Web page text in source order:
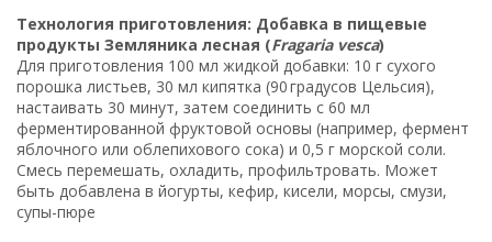
Технология приготовления: Добавка в пищевые
продукты Земляника лесная (Fragaria vesca)
Для приготовления 100 мл жидкой добавки: 10 г сухого
порошка листьев, 30 мл кипятка (90 градусов Цельсия),
настаивать 30 минут, затем соединить с 60 мл
ферментированной фруктовой основы (например, фермент
яблочного или облепихового сока) и 0,5 г морской соли.
Смесь перемешать, охладить, профильтровать. Может
быть добавлена в йогурты, кефир, кисели, морсы, смузи,
супы-пюре